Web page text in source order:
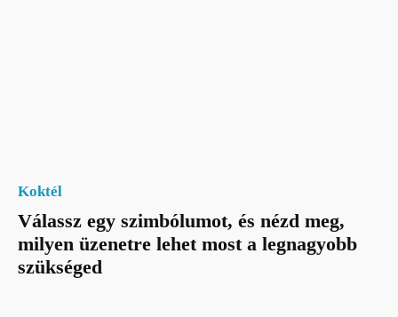
Koktél
Válassz egy szimbólumot, és nézd meg,
milyen üzenetre lehet most a legnagyobb
szükséged